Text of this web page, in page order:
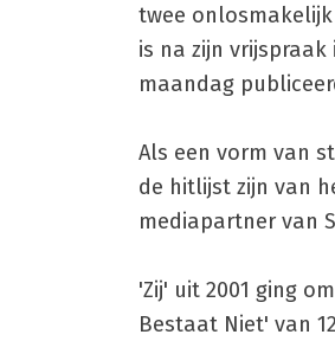
twee
is na zijn
maandag
Als een vorm van
de hitlijst zijn van
mediapartner van
'Zij' uit 2001 ging
Bestaat Niet' van